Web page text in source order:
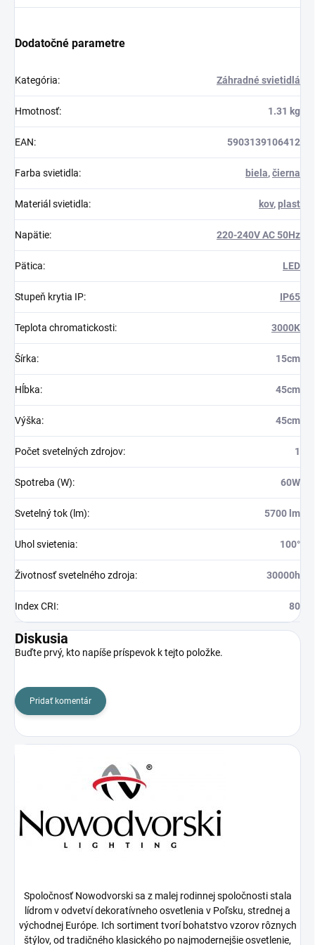
Dodatočné parametre
Kategória: Záhradné svietidlá
Hmotnosť: 1.31 kg
EAN: 5903139106412
Farba svietidla: biela,čierna
Materiál svietidla: kov,plast
Napätie: 220-240V AC 50Hz
Pätica: LED
Stupeň krytia IP: IP65
Teplota chromatickosti: 3000K
Šírka: 15cm
Hĺbka: 45cm
Výška: 45cm
Počet svetelných zdrojov: 1
Spotreba (W): 60W
Svetelný tok (lm): 5700 lm
Uhol svietenia: 100°
Životnosť svetelného zdroja: 30000h
Index CRI: 80
Diskusia
Buďte prvý, kto napíše príspevok k tejto položke.
Pridať komentár
Spoločnosť Nowodvorski sa z malej rodinnej spoločnosti stala
lídrom v odvetví dekoratívneho osvetlenia v Poľsku, strednej a
východnej Európe. Ich sortiment tvorí bohatstvo vzorov rôznych
štýlov, od tradičného klasického po najmodernejšie osvetlenie,